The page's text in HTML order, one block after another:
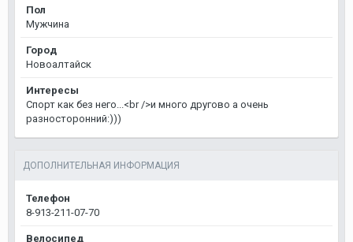
Пол
Мужчина
Город
Новоалтайск
Интересы
Спорт как без него...<br />и много другово а очень
разносторонний:)))
ДОПОЛНИТЕЛЬНАЯ ИНФОРМАЦИЯ
Телефон
8-913-211-07-70
Велосипед